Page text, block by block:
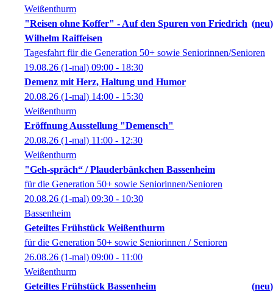
Weißenthurm
"Reisen ohne Koffer" - Auf den Spuren von Friedrich
Wilhelm Raiffeisen
neu
Tagesfahrt für die Generation 50+ sowie Seniorinnen/Senioren
19.08.26 (1-mal) 09:00 - 18:30
Demenz mit Herz, Haltung und Humor
20.08.26 (1-mal) 14:00 - 15:30
Weißenthurm
Eröffnung Ausstellung "Demensch"
20.08.26 (1-mal) 11:00 - 12:30
Weißenthurm
"Geh-spräch“ / Plauderbänkchen Bassenheim
für die Generation 50+ sowie Seniorinnen/Senioren
20.08.26 (1-mal) 09:30 - 10:30
Bassenheim
Geteiltes Frühstück Weißenthurm
für die Generation 50+ sowie Seniorinnen / Senioren
26.08.26 (1-mal) 09:00 - 11:00
Weißenthurm
Geteiltes Frühstück Bassenheim
neu